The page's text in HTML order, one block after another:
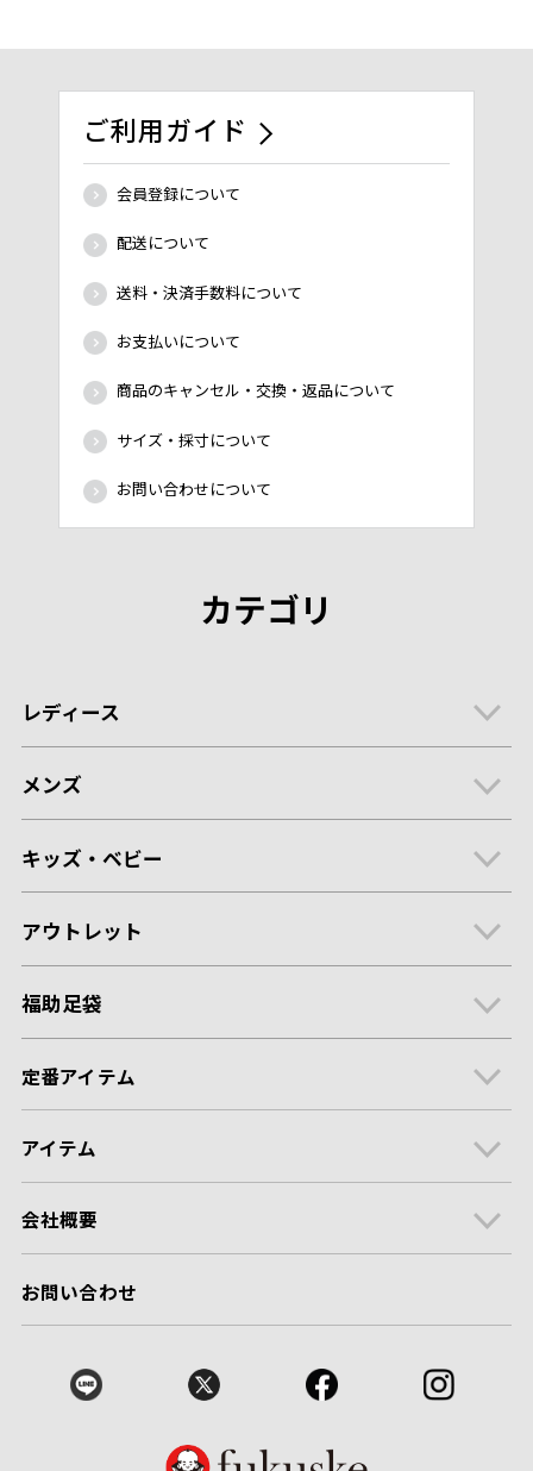
ご利用ガイド
会員登録について
配送について
送料・決済手数料について
お支払いについて
商品のキャンセル・交換・返品について
サイズ・採寸について
お問い合わせについて
カテゴリ
レディース
メンズ
キッズ・ベビー
アウトレット
福助足袋
定番アイテム
アイテム
会社概要
お問い合わせ